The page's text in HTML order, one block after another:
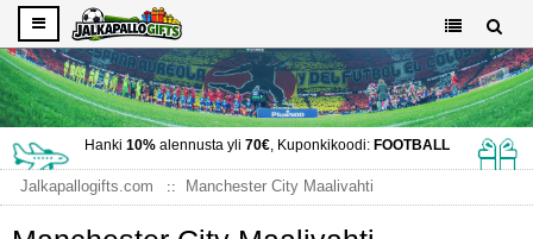
Hanki 10%alennusta yli 70€, Kuponkikoodi: FOOTBALL
Jalkapallogifts.com Manchester City Maalivahti